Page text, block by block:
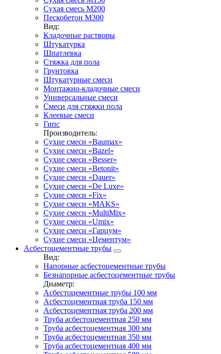
Сухая смесь М200
Пескобетон М300
Вид:
Кладочные растворы
Штукатурка
Шпатлевка
Стяжка для пола
Грунтовка
Штукатурные смеси
Монтажно-кладочные смеси
Универсальные смеси
Смеси для стяжки пола
Клеевые смеси
Гипс
Производитель:
Сухие смеси «Baumax»
Сухие смеси «Bazel»
Сухие смеси «Besser»
Сухие смеси «Betonit»
Сухие смеси «Dauer»
Сухие смеси «De Luxe»
Сухие смеси «Fix»
Сухие смеси «MAKS»
Сухие смеси «MultiMix»
Сухие смеси «Umix»
Сухие смеси «Гарцум»
Сухие смеси «Цементум»
Асбестоцементные трубы
Вид:
Напорные асбестоцементные трубы
Безнапорные асбестоцементные трубы
Диаметр:
Асбестоцементные трубы 100 мм
Асбестоцементная труба 150 мм
Асбестоцементная труба 200 мм
Труба асбестоцементная 250 мм
Труба асбестоцементная 300 мм
Труба асбестоцементная 350 мм
Труба асбестоцементная 400 мм